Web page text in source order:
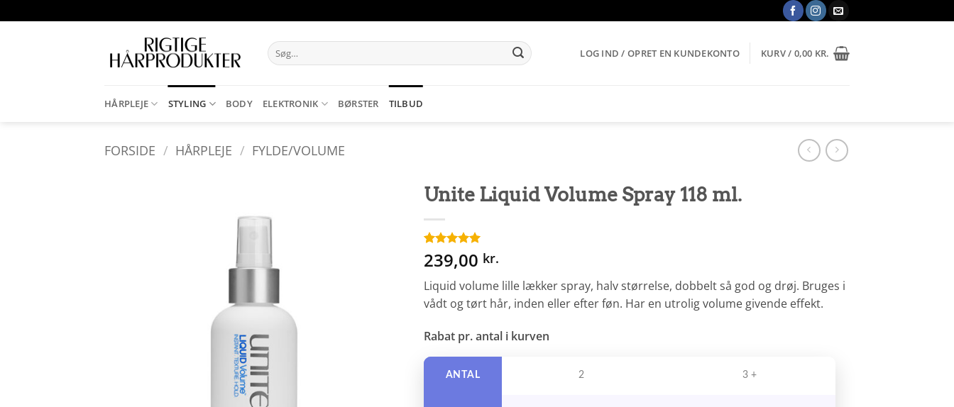
til
Søg
efter:
LOG IND / OPRET EN KUNDEKONTO KURV / 0,00 KR.
HÅRPLEJE STYLING BODY ELEKTRONIK BØRSTER TILBUD
FORSIDE / HÅRPLEJE / FYLDE/VOLUME
Unite Liquid Volume Spray 118 ml.
Bedømt
som5ud
på
16
kundebedømmelser
239,00 kr.
Liquid volume lille lækker spray, halv størrelse, dobbelt så god og drøj. Bruges i
vådt og tørt hår, inden eller efter føn. Har en utrolig volume givende effekt.
Rabat pr. antal i kurven
ANTAL 2 3 +